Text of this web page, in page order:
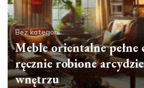
Bez kategorii
Meble orientalne
ręcznie robione
wnętrzu